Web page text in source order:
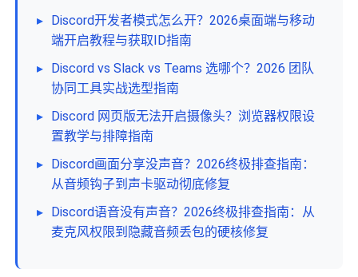
▸ Discord开发者模式怎么开？2026桌面端与移动
端开启教程与获取ID指南
▸ Discord vs Slack vs Teams 选哪个？2026 团队
协同工具实战选型指南
▸ Discord 网页版无法开启摄像头？浏览器权限设
置教学与排障指南
▸ Discord画面分享没声音？2026终极排查指南：
从音频钩子到声卡驱动彻底修复
▸ Discord语音没有声音？2026终极排查指南：从
麦克风权限到隐藏音频丢包的硬核修复